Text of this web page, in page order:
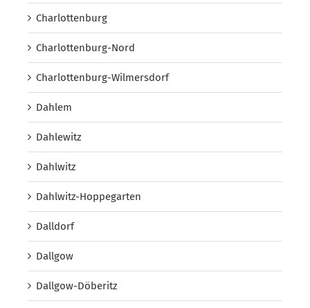
Charlottenburg
Charlottenburg-Nord
Charlottenburg-Wilmersdorf
Dahlem
Dahlewitz
Dahlwitz
Dahlwitz-Hoppegarten
Dalldorf
Dallgow
Dallgow-Döberitz